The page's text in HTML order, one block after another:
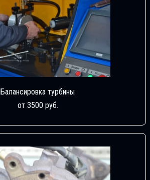
Балансировка турбины
от 3500 руб.